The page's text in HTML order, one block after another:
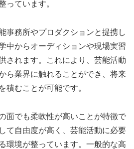
っています。
事務所やプロダクションと提携し
中からオーディションや現場実習
されます。これにより、芸能活動
ら業界に触れることができ、将来
積むことが可能です。
面でも柔軟性が高いことが特徴で
て自由度が高く、芸能活動に必要
環境が整っています。一般的な高